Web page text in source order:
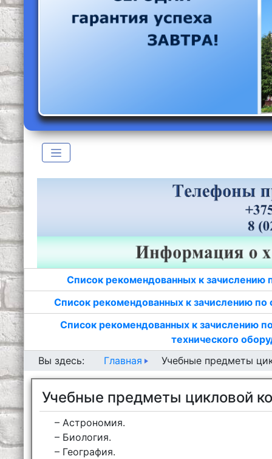
Список рекомендованных к зачислению
Список рекомендованных к зачислению
Список рекомендованных к зачислению
технического
Вы здесь:
Главная Учебные предметы
Учебные предметы цикловой
– Астрономия.
– Биология.
– География.